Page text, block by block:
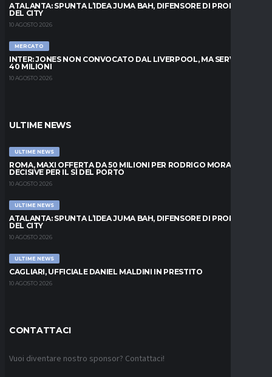
ATALANTA: SPUNTA L’IDEA JUMA BAH, DIFENSORE DI PROPRIETÀ
DEL CITY
10 AGOSTO 2026
MERCATO
INTER: JONES NON CONVOCATO DAL LIVERPOOL, MA SERVONO
40 MILIONI
10 AGOSTO 2026
ULTIME NEWS
ULTIME NEWS
ROMA, MAXI OFFERTA DA 50 MILIONI PER RODRIGO MORA: ORE
DECISIVE PER IL SÌ DEL PORTO
10 AGOSTO 2026
ULTIME NEWS
ATALANTA: SPUNTA L’IDEA JUMA BAH, DIFENSORE DI PROPRIETÀ
DEL CITY
10 AGOSTO 2026
ULTIME NEWS
CAGLIARI, UFFICIALE DANIEL MALDINI IN PRESTITO
10 AGOSTO 2026
CONTATTACI
Vuoi diventare nostro sponsor? Contattaci!